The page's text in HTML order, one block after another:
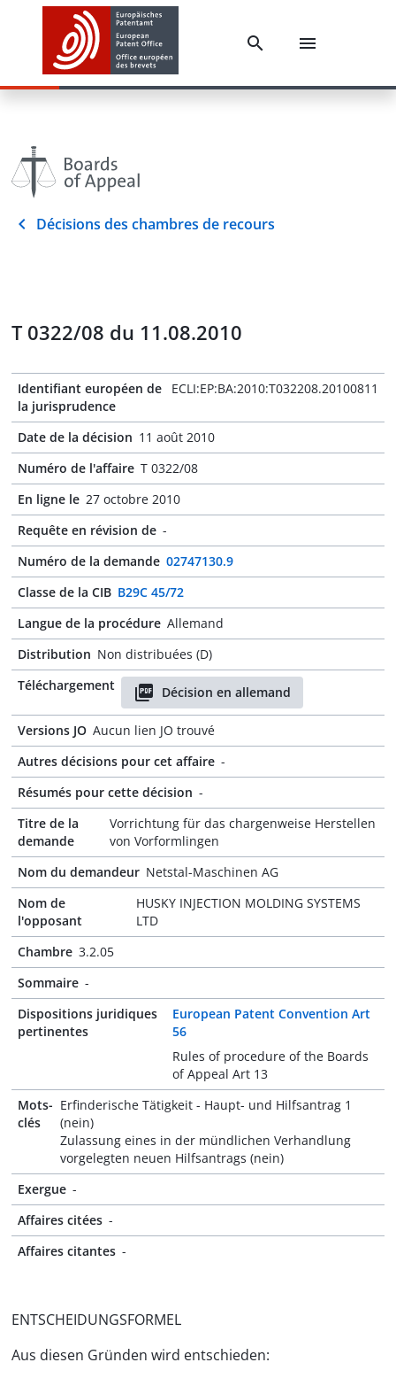
Décisions des chambres de recours
T 0322/08 du 11.08.2010
Identifiant européen de
la jurisprudence
ECLI:EP:BA:2010:T032208.20100811
Date de la décision 11 août 2010
Numéro de l'affaire T 0322/08
En ligne le 27 octobre 2010
Requête en révision de -
Numéro de la demande 02747130.9
Classe de la CIB B29C 45/72
Langue de la procédure Allemand
Distribution Non distribuées (D)
Téléchargement
Décision en allemand
Versions JO Aucun lien JO trouvé
Autres décisions pour cet affaire -
Résumés pour cette décision -
Titre de la
demande
Vorrichtung für das chargenweise Herstellen
von Vorformlingen
Nom du demandeur Netstal-Maschinen AG
Nom de
l'opposant
HUSKY INJECTION MOLDING SYSTEMS
LTD
Chambre 3.2.05
Sommaire -
Dispositions juridiques
pertinentes
European Patent Convention Art
56
Rules of procedure of the Boards
of Appeal Art 13
Mots-
clés
Erfinderische Tätigkeit - Haupt- und Hilfsantrag 1
(nein)
Zulassung eines in der mündlichen Verhandlung
vorgelegten neuen Hilfsantrags (nein)
Exergue -
Affaires citées -
Affaires citantes -
ENTSCHEIDUNGSFORMEL
Aus diesen Gründen wird entschieden: